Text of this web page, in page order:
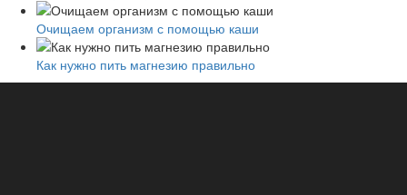
Очищаем организм с помощью каши
Как нужно пить магнезию правильно